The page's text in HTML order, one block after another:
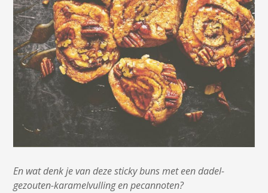
En wat denk je van deze sticky buns met een dadel-
gezouten-karamelvulling en pecannoten?